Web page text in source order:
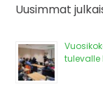
Uusimmat
tulevalle